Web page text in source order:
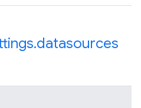
.datasources